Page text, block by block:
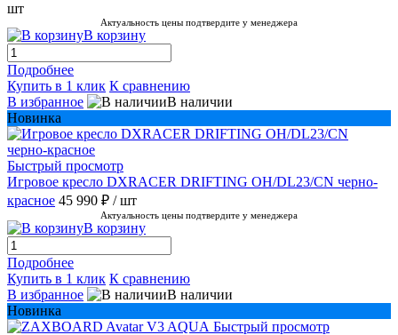
шт
Актуальность цены подтвердите у менеджера
В корзину
Подробнее
Купить в 1 клик К сравнению
В избранное
В наличии
Новинка
Быстрый просмотр
Игровое кресло DXRACER DRIFTING OH/DL23/CN черно-
красное 45 990 ₽ / шт
Актуальность цены подтвердите у менеджера
В корзину
Подробнее
Купить в 1 клик К сравнению
В избранное
В наличии
Новинка
Быстрый просмотр